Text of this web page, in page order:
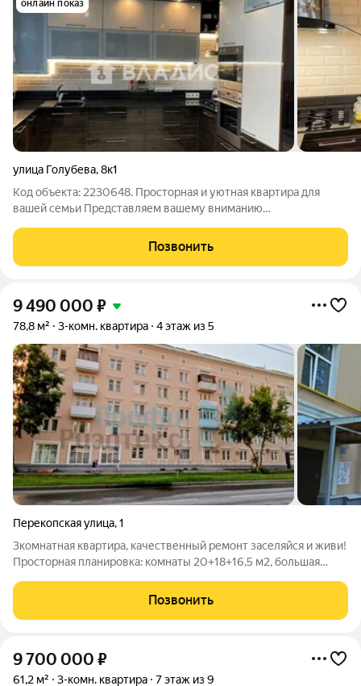
онлайн показ
улица Голубева,8к1
Код объекта: 2230648. Просторная и уютная квартира для
вашей семьи Представляем вашему вниманию
расположенную на десятом этаже десятиэтажного панельного
дома 2004 года постройки. Квартира отличается
Позвонить
9 490 000 ₽
78,8 м² 3-комн. квартира 4 этаж из 5
Перекопская улица,1
3комнатная квартира, качественный ремонт заселяйся и живи!
Просторная планировка: комнаты 20+18+16,5 м2, большая
ламинат, окна ПВХ (тройные стеклопакеты), гипсокартонные
потолки (3,2 м); кондиционер,
Позвонить
9 700 000 ₽
61,2 м² 3-комн. квартира 7 этаж из 9